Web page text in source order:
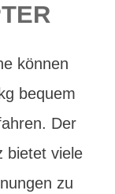
können
bequem
Der
bietet viele
zu